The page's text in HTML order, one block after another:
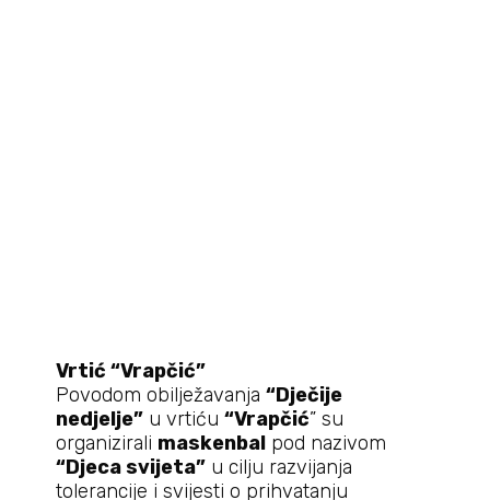
Vrtić “Vrapčić”
Povodom obilježavanja “Dječije
nedjelje”u vrtiću “Vrapčić” su
organizirali maskenbalpod nazivom
“Djeca svijeta”u cilju razvijanja
tolerancije i svijesti o prihvatanju